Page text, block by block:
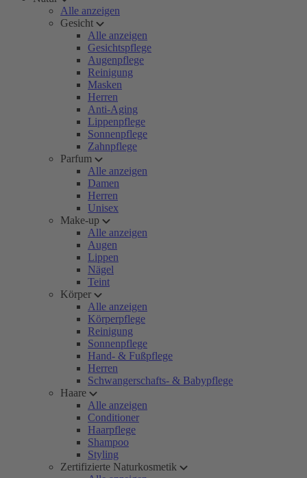
Alle anzeigen
Gesicht
Alle anzeigen
Gesichtspflege
Augenpflege
Reinigung
Masken
Herren
Anti-Aging
Lippenpflege
Sonnenpflege
Zahnpflege
Parfum
Alle anzeigen
Damen
Herren
Unisex
Make-up
Alle anzeigen
Augen
Lippen
Nägel
Teint
Körper
Alle anzeigen
Körperpflege
Reinigung
Sonnenpflege
Hand- & Fußpflege
Herren
Schwangerschafts- & Babypflege
Haare
Alle anzeigen
Conditioner
Haarpflege
Shampoo
Styling
Zertifizierte Naturkosmetik